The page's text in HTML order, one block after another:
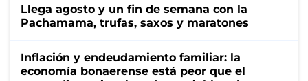
Llega agosto y un fin de semana con la
Pachamama, trufas, saxos y maratones
Inflación y endeudamiento familiar: la
economía bonaerense está peor que el